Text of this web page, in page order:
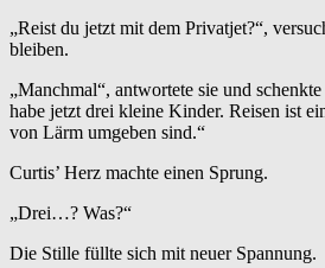
„Reist du jetzt mit dem Privatjet?“,
bleiben.
„Manchmal“, antwortete sie und
habe jetzt drei kleine Kinder. Reisen ist
von Lärm umgeben sind.“
Curtis’ Herz machte einen Sprung.
„Drei…? Was?“
Die Stille füllte sich mit neuer Spannung.